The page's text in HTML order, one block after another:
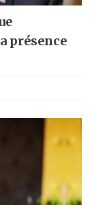
présence